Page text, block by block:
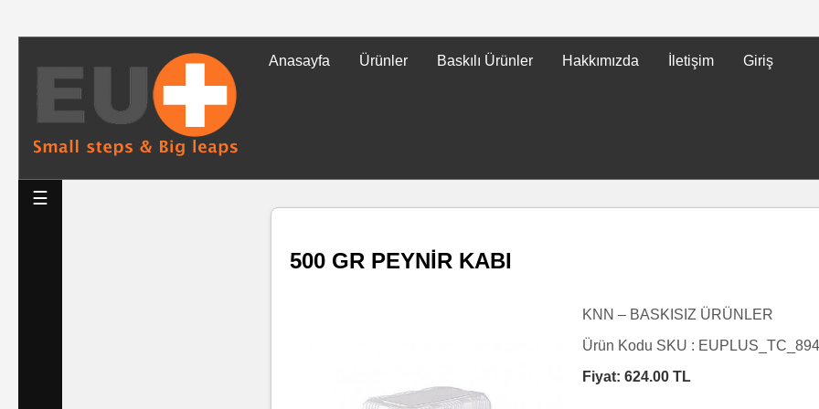
Anasayfa Ürünler Baskılı Ürünler Hakkımızda İletişim Giriş
☰
Tüm
Ürünler
Islak
500 GR PEYNİR KABI
KNN – BASKISIZ ÜRÜNLER
Ürün Kodu SKU : EUPLUS_TC_894
Fiyat: 624.00 TL